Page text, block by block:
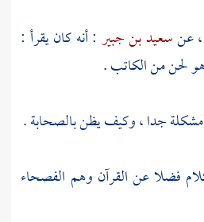
، عنسعيد بن جبير : أنه كان يقرأ :
لحن من الكاتب .
مشكلة جدا ، وكيف يظن بالصحابة .
فضلا عن القرآن وهم الفصحاء